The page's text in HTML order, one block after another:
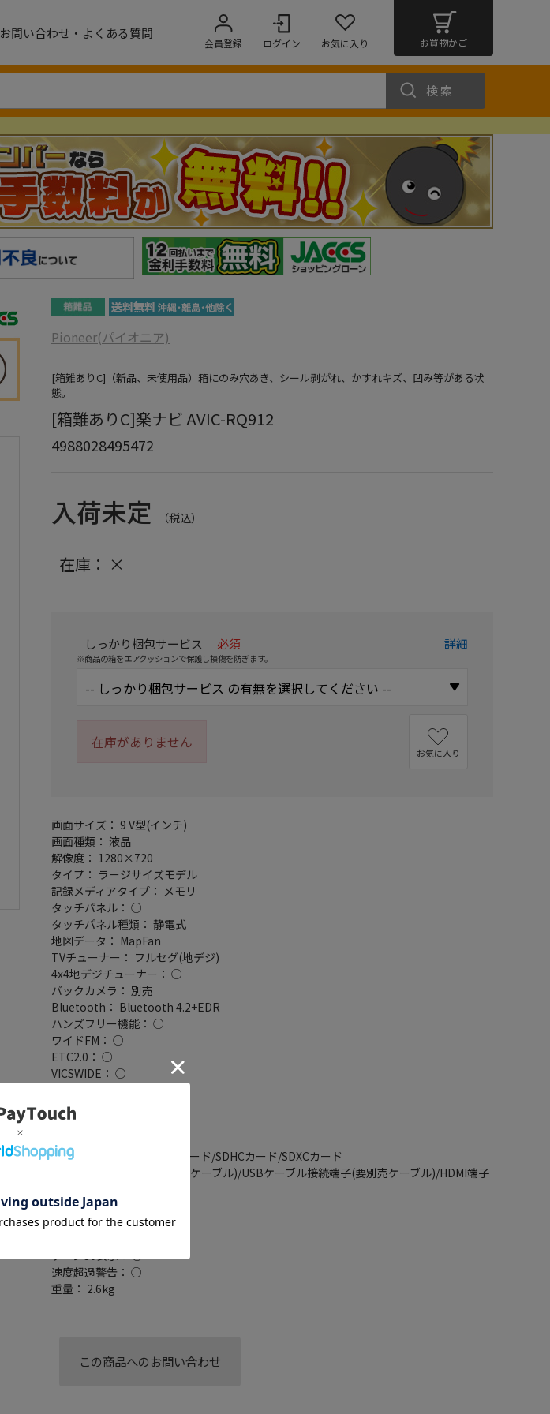
お問い合わせ・よくある質問
会員登録 ログイン お気に入り お買物かご
検索
Pioneer(パイオニア)
[箱難ありC]（新品、未使用品）箱にのみ穴あき、シール剥がれ、かすれキズ、凹み等がある状
態。
[箱難ありC]楽ナビ AVIC-RQ912
4988028495472
入荷未定 （税込）
在庫： ×
しっかり梱包サービス 必須
※商品の箱をエアクッションで保護し損傷を防ぎます。
詳細
在庫がありません
お気に入り
画面サイズ： 9 V型(インチ)
画面種類： 液晶
解像度： 1280×720
タイプ： ラージサイズモデル
記録メディアタイプ： メモリ
タッチパネル： ○
タッチパネル種類： 静電式
地図データ： MapFan
TVチューナー： フルセグ(地デジ)
4x4地デジチューナー： ○
バックカメラ： 別売
Bluetooth： Bluetooth 4.2+EDR
ハンズフリー機能： ○
ワイドFM： ○
ETC2.0： ○
VICSWIDE： ○
スマートIC考慮検索： ○
ミラーリング対応： ○
外部メモリスロット： SDカード/SDHCカード/SDXCカード
接続端子： USB端子(要別売ケーブル)/USBケーブル接続端子(要別売ケーブル)/HDMI端子
逆走検知・警告： ○
一時停止表示： ○
速度超過警告： ○
重量： 2.6kg
この商品へのお問い合わせ